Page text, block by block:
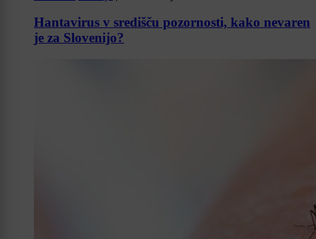
Hantavirus v središču pozornosti, kako nevaren
je za Slovenijo?